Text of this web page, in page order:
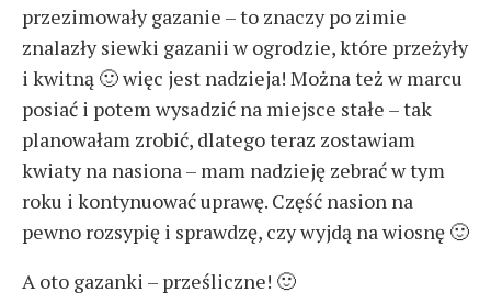
przezimowały gazanie – to znaczy po zimie
znalazły siewki gazanii w ogrodzie, które przeżyły
i kwitną 🙂 więc jest nadzieja! Można też w marcu
posiać i potem wysadzić na miejsce stałe – tak
planowałam zrobić, dlatego teraz zostawiam
kwiaty na nasiona – mam nadzieję zebrać w tym
roku i kontynuować uprawę. Część nasion na
pewno rozsypię i sprawdzę, czy wyjdą na wiosnę 🙂
A oto gazanki – prześliczne! 🙂